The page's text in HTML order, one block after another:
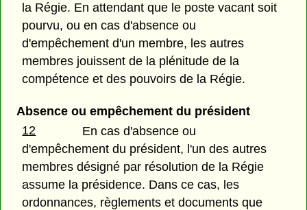
la Régie. En attendant que le poste vacant soit
pourvu, ou en cas d'absence ou
d'empêchement d'un membre, les autres
membres jouissent de la plénitude de la
compétence et des pouvoirs de la Régie.
Absence ou empêchement du président
12
En cas d'absence ou
d'empêchement du président, l'un des autres
membres désigné par résolution de la Régie
assume la présidence. Dans ce cas, les
ordonnances, règlements et documents que